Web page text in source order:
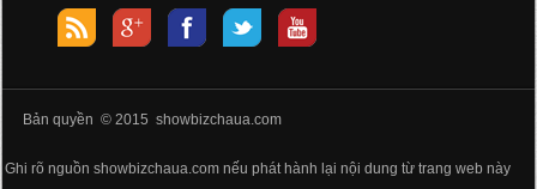
Bản quyền © 2015 showbizchaua.com
Ghi rõ nguồn showbizchaua.com nếu phát hành lại nội dung từ trang web này